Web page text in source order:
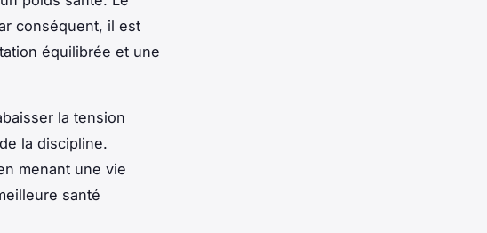
conséquent, il est
équilibrée et une
la tension
la discipline.
menant une vie
santé